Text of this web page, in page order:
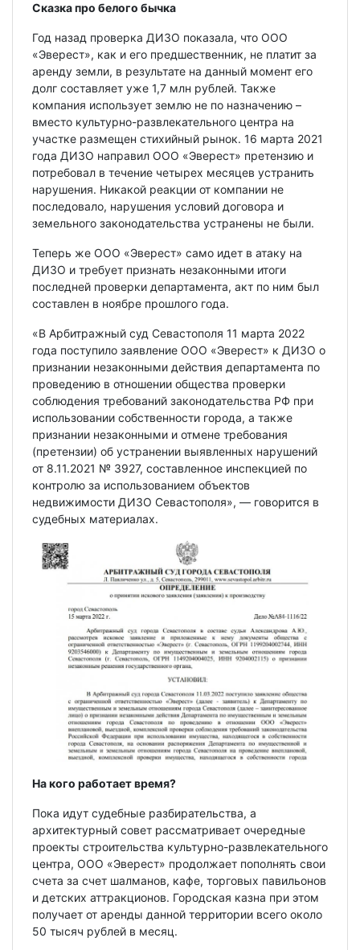
Сказка про белого бычка
Год назад проверка ДИЗО показала, что ООО
«Эверест», как и его предшественник, не платит за
аренду земли, в результате на данный момент его
долг составляет уже 1,7 млн рублей. Также
компания использует землю не по назначению –
вместо культурно-развлекательного центра на
участке размещен стихийный рынок. 16 марта 2021
года ДИЗО направил ООО «Эверест» претензию и
потребовал в течение четырех месяцев устранить
нарушения. Никакой реакции от компании не
последовало, нарушения условий договора и
земельного законодательства устранены не были.
Теперь же ООО «Эверест» само идет в атаку на
ДИЗО и требует признать незаконными итоги
последней проверки департамента, акт по ним был
составлен в ноябре прошлого года.
«В Арбитражный суд Севастополя 11 марта 2022
года поступило заявление ООО «Эверест» к ДИЗО о
признании незаконными действия департамента по
проведению в отношении общества проверки
соблюдения требований законодательства РФ при
использовании собственности города, а также
признании незаконными и отмене требования
(претензии) об устранении выявленных нарушений
от 8.11.2021 № 3927, составленное инспекцией по
контролю за использованием объектов
недвижимости ДИЗО Севастополя», — говорится в
судебных материалах.
На кого работает время?
Пока идут судебные разбирательства, а
архитектурный совет рассматривает очередные
проекты строительства культурно-развлекательного
центра, ООО «Эверест» продолжает пополнять свои
счета за счет шалманов, кафе, торговых павильонов
и детских аттракционов. Городская казна при этом
получает от аренды данной территории всего около
50 тысяч рублей в месяц.